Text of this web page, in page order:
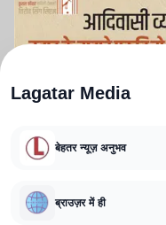
CORRECTIONS POLICY
Lagatar Media
बेहतर न्यूज़ अनुभव
ब्राउज़र में ही